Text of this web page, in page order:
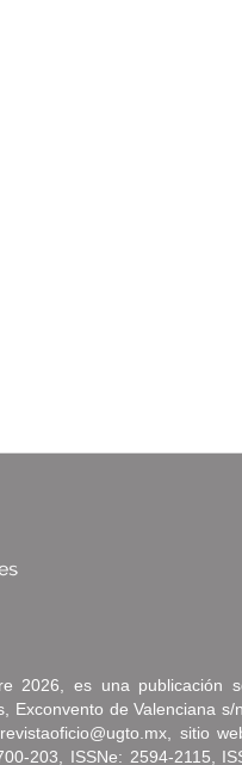
2026, es una
de Valenciana
sitio
203, ISSNe: 2594-2115,